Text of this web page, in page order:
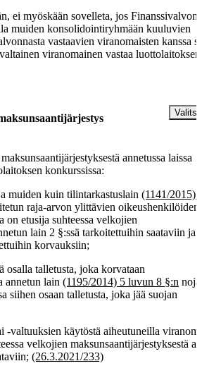
ei myöskään sovelleta, jos
muiden konsolidointiryhmään kuuluvien
vastaavien viranomaisten kanssa
viranomainen vastaa luottolaitoksen
annetussa laissa
konkurssissa:
muiden kuin tilintarkastuslain (1141/2015)
raja-arvon ylittävien oikeushenkilöiden
etusija suhteessa velkojien
lain 2 §:ssä tarkoitettuihin saataviin ja
korvauksiin;
osalla talletusta, joka korvataan
annetun lain (1195/2014) 5 luvun 8 §:n
siihen osaan talletusta, joka jää suojan
-valtuuksien käytöstä aiheutuneilla
velkojien maksunsaantijärjestyksestä
(26.3.2021/233)